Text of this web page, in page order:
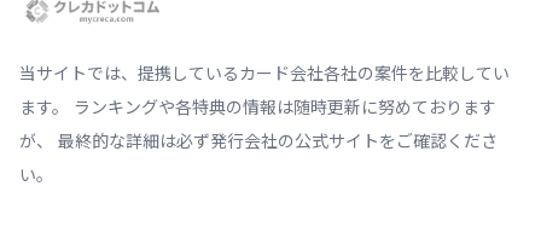
当サイトでは、提携しているカード会社各社の案件を比較してい
ます。 ランキングや各特典の情報は随時更新に努めております
が、 最終的な詳細は必ず発行会社の公式サイトをご確認くださ
い。